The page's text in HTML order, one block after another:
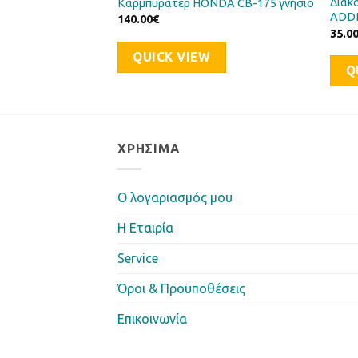
Καρμπυρατέρ HONDA CB-175 γνήσιο
140.00€
QUICK VIEW
ΧΡΉΣΙΜΑ
Ο λογαριασμός μου
Η Eταιρία
Service
Όροι & Προϋποθέσεις
Επικοινωνία